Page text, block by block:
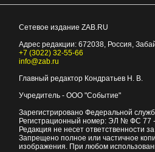
Сетевое издание ZAB.RU
Адрес редакции: 672038, Россия,
+7 (3022) 32-55-66
info@zab.ru
Главный редактор Кондратьев Н. В.
Учредитель - ООО "Событие"
Зарегистрировано Федеральной
Регистрационный номер: ЭЛ № ФС 77
Редакция не несет ответственности
Запрещено полное или частичное
изображения. При любом